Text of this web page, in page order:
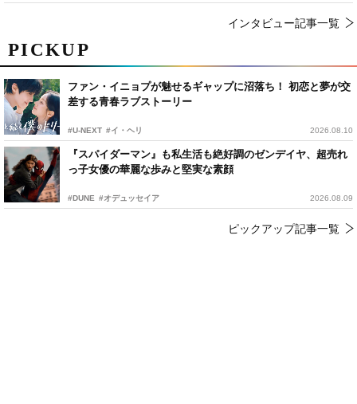
PICKUP
ファン・イニョプが魅せるギャップに沼落ち！ 初恋と夢が交
差する青春ラブストーリー
#U-NEXT #イ・ヘリ 2026.08.10
『スパイダーマン』も私生活も絶好調のゼンデイヤ、超売れ
っ子女優の華麗な歩みと堅実な素顔
#DUNE #オデュッセイア 2026.08.09
ピックアップ記事一覧
インタビュー記事一覧